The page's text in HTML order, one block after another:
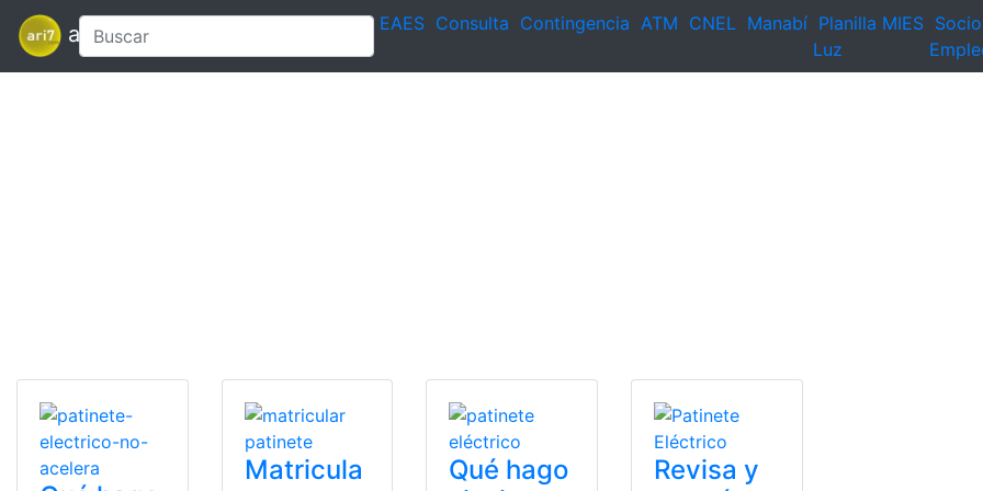
ari7 EAES Consulta Contingencia ATM CNEL Manabí Planilla
Luz
MIES Socio
Matricula
Qué hago
Revisa y